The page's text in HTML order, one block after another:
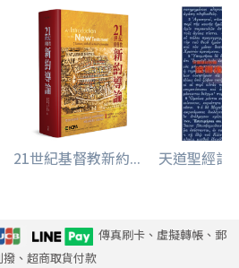
喝淫蕩惹神忿怒。（出埃及記三十二
勒串謀殃及示劍。（士師記九章22-57
肘毁示創。（創世記三十四章）
21世紀基督教新約... 天道聖經註
傳真刷卡、虛擬轉帳、郵
撥、超商取貨付款